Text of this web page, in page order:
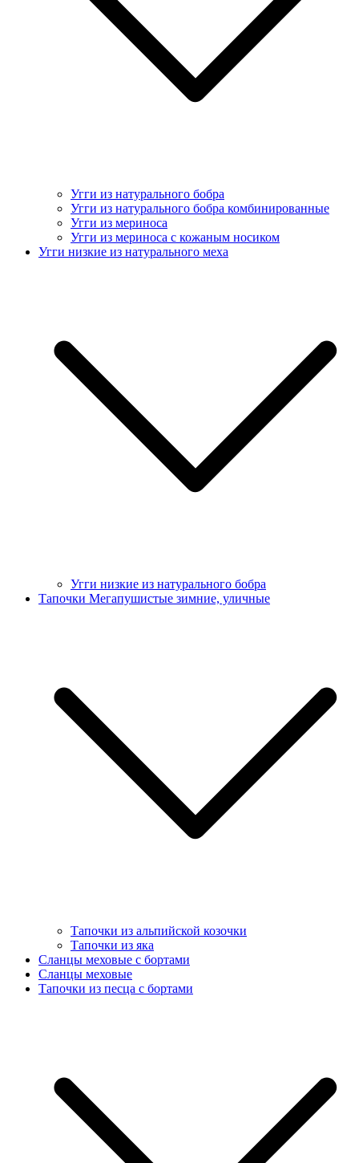
Угги из натурального бобра
Угги из натурального бобра комбинированные
Угги из мериноса
Угги из мериноса с кожаным носиком
Угги низкие из натурального меха
Угги низкие из натурального бобра
Тапочки Мегапушистые зимние, уличные
Тапочки из альпийской козочки
Тапочки из яка
Сланцы меховые с бортами
Сланцы меховые
Тапочки из песца с бортами